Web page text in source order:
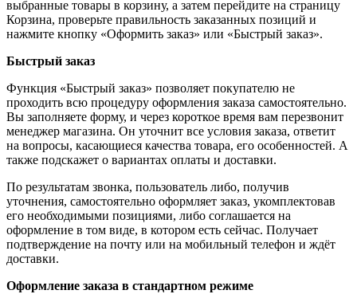
выбранные товары в корзину, а затем перейдите на страницу
Корзина, проверьте правильность заказанных позиций и
нажмите кнопку «Оформить заказ» или «Быстрый заказ».
Быстрый заказ
Функция «Быстрый заказ» позволяет покупателю не
проходить всю процедуру оформления заказа самостоятельно.
Вы заполняете форму, и через короткое время вам перезвонит
менеджер магазина. Он уточнит все условия заказа, ответит
на вопросы, касающиеся качества товара, его особенностей. А
также подскажет о вариантах оплаты и доставки.
По результатам звонка, пользователь либо, получив
уточнения, самостоятельно оформляет заказ, укомплектовав
его необходимыми позициями, либо соглашается на
оформление в том виде, в котором есть сейчас. Получает
подтверждение на почту или на мобильный телефон и ждёт
доставки.
Оформление заказа в стандартном режиме